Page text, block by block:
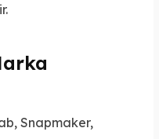
Snapmaker,